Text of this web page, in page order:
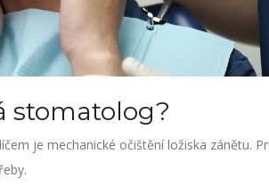
stomatolog?
je mechanické očištění ložiska zánětu.